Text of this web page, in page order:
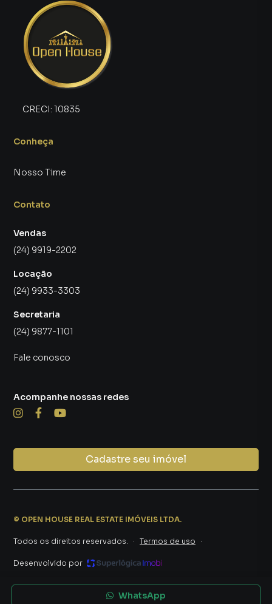
WhatsApp
CRECI: 10835
Conheça
Nosso Time
Contato
Vendas
(24) 9919-2202
Locação
(24) 9933-3303
Secretaria
(24) 9877-1101
Fale conosco
Cadastre seu imóvel
Acompanhe nossas redes
© OPEN HOUSE REAL ESTATE IMÓVEIS LTDA.
Todos os direitos reservados. · Termos de uso ·
Desenvolvido por